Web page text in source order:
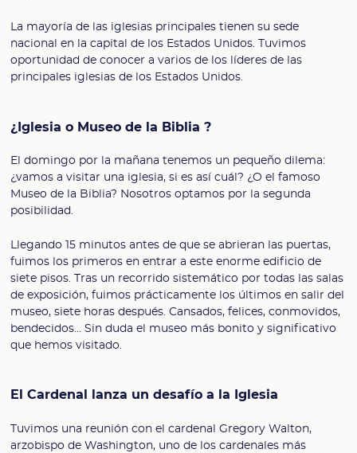
La mayoría de las iglesias principales tienen su sede
nacional en la capital de los Estados Unidos. Tuvimos
oportunidad de conocer a varios de los líderes de las
principales iglesias de los Estados Unidos.
¿Iglesia o Museo de la Biblia ?
El domingo por la mañana tenemos un pequeño dilema:
¿vamos a visitar una iglesia, si es así cuál? ¿O el famoso
Museo de la Biblia? Nosotros optamos por la segunda
posibilidad.
Llegando 15 minutos antes de que se abrieran las puertas,
fuimos los primeros en entrar a este enorme edificio de
siete pisos. Tras un recorrido sistemático por todas las salas
de exposición, fuimos prácticamente los últimos en salir del
museo, siete horas después. Cansados, felices, conmovidos,
bendecidos… Sin duda el museo más bonito y significativo
que hemos visitado.
El Cardenal lanza un desafío a la Iglesia
Tuvimos una reunión con el cardenal Gregory Walton,
arzobispo de Washington, uno de los cardenales más